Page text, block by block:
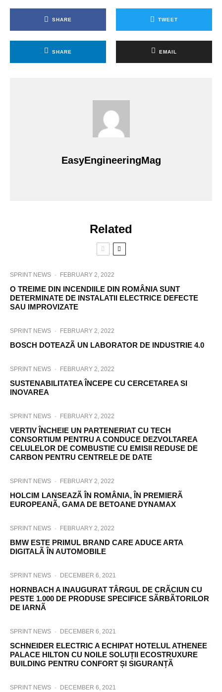
SHARE TWEET
SHARE EMAIL
EasyEngineeringMag
Related
SPRINT NEWS · FEBRUARY 2, 2022
O TREIME DIN INCENDIILE DIN ROMÂNIA SUNT
DETERMINATE DE INSTALATII ELECTRICE DEFECTE
SAU IMPROVIZATE
SPRINT NEWS · FEBRUARY 2, 2022
BOSCH DOTEAZÃ UN LABORATOR DE INDUSTRIE 4.0
SPRINT NEWS · FEBRUARY 2, 2022
SUSTENABILITATEA ÎNCEPE CU CERCETAREA SI
INOVAREA
SPRINT NEWS · FEBRUARY 2, 2022
VERTIV ÎNCHEIE UN PARTENERIAT CU TECH
CONSORTIUM PENTRU A CONDUCE DEZVOLTAREA
CELULELOR DE COMBUSTIE CU EMISII REDUSE DE
CARBON PENTRU CENTRELE DE DATE
SPRINT NEWS · FEBRUARY 2, 2022
HOLCIM LANSEAZÃ ÎN ROMÂNIA, ÎN PREMIERÃ
EUROPEANÃ, GAMA DE BETOANE DYNAMAX
SPRINT NEWS · FEBRUARY 2, 2022
BMW ESTE PRIMUL BRAND CARE ADUCE ARTA
DIGITALÃ ÎN AUTOMOBILE
SPRINT NEWS · DECEMBER 6, 2021
HORNBACH A INAUGURAT TÂRGUL DE CRÃCIUN CU
PESTE 1.000 DE PRODUSE SPECIFICE SÃRBÃTORILOR
DE IARNÃ
SPRINT NEWS · DECEMBER 6, 2021
SCHNEIDER ELECTRIC A ECHIPAT HOTELUL ATHENEE
PALACE HILTON CU NOILE SOLUȚII ECOSTRUXURE
BUILDING PENTRU CONFORT ȘI SIGURANȚÃ
SPRINT NEWS · DECEMBER 6, 2021